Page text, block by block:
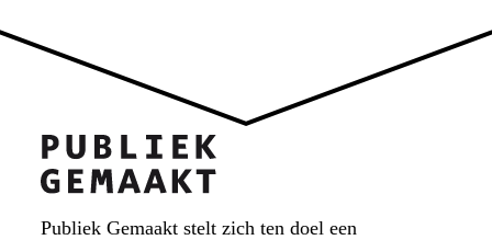
Publiek Gemaakt stelt zich ten doel een